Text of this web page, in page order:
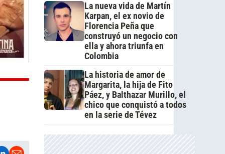
La nueva vida de Martín
Karpan, el ex novio de
Florencia Peña que
construyó un negocio con
ella y ahora triunfa en
Colombia
La historia de amor de
Margarita, la hija de Fito
Páez, y Balthazar Murillo, el
chico que conquistó a todos
en la serie de Tévez